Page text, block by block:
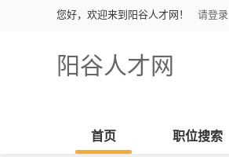
您好，欢迎来到阳谷人才网！ 请登录
阳谷人才网
首页 职位搜索